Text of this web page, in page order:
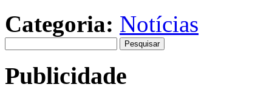
Categoria: Notícias
por:
Publicidade